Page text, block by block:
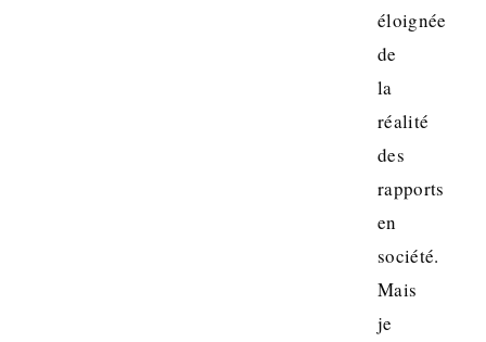
éloignée
de
la
réalité
des
rapports
en
société.
Mais
je